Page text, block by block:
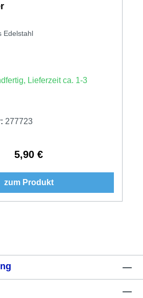
Edelstahl
Lieferzeit ca. 1-3
277723
Regulärer Preis:
5,90 €
zum Produkt